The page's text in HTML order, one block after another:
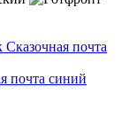
почта синий